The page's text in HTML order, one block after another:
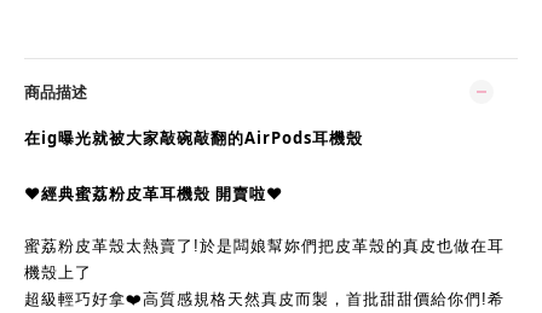
商品描述
在ig曝光就被大家敲碗敲翻的AirPods耳機殼
♥︎經典蜜荔粉皮革耳機殼 開賣啦♥︎
蜜荔粉皮革殼太熱賣了!於是闆娘幫妳們把皮革殼的真皮也做在耳
機殼上了
超級輕巧好拿❤️高質感規格天然真皮而製，首批甜甜價給你們!希